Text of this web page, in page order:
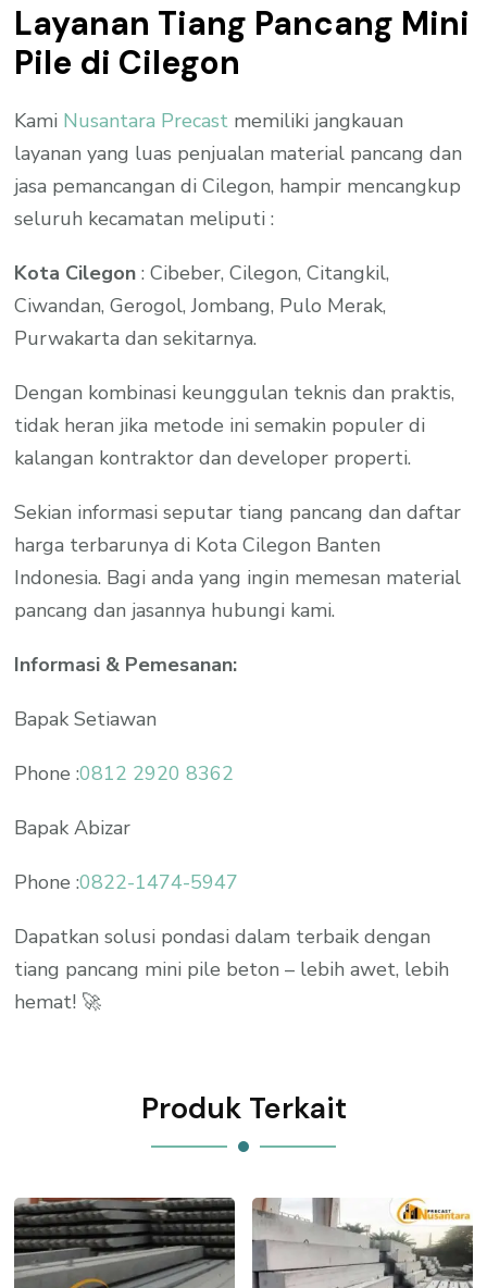
Layanan Tiang Pancang Mini
Pile di Cilegon
Kami Nusantara Precast memiliki jangkauan
layanan yang luas penjualan material pancang dan
jasa pemancangan di Cilegon, hampir mencangkup
seluruh kecamatan meliputi :
Kota Cilegon : Cibeber, Cilegon, Citangkil,
Ciwandan, Gerogol, Jombang, Pulo Merak,
Purwakarta dan sekitarnya.
Dengan kombinasi keunggulan teknis dan praktis,
tidak heran jika metode ini semakin populer di
kalangan kontraktor dan developer properti.
Sekian informasi seputar tiang pancang dan daftar
harga terbarunya di Kota Cilegon Banten
Indonesia. Bagi anda yang ingin memesan material
pancang dan jasannya hubungi kami.
Informasi & Pemesanan:
Bapak Setiawan
Phone :0812 2920 8362
Bapak Abizar
Phone :0822-1474-5947
Dapatkan solusi pondasi dalam terbaik dengan
tiang pancang mini pile beton – lebih awet, lebih
hemat! 🚀
Produk Terkait